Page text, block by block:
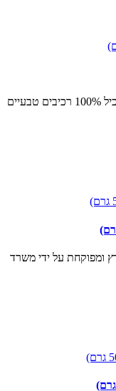
מזון רך ומלא לכלבים וחתולים על בסיס בקר מכיל 100% רכיבים טבעיים
ומפוקחת על ידי משרד